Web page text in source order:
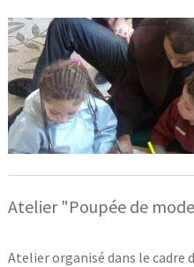
Atelier "Poupée de
Atelier organisé dans le cadre